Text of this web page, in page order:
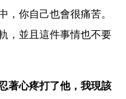
，你自己也會很痛苦。
，並且這件事情也不要
著心疼打了他，我現該